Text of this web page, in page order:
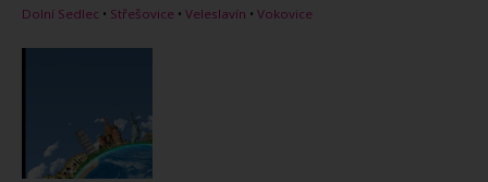
Dolní Sedlec • Střešovice • Veleslavín • Vokovice